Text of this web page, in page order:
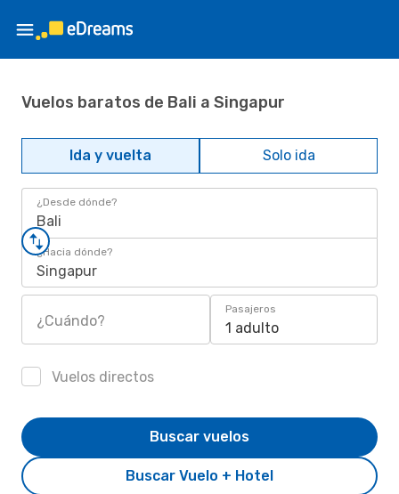
Vuelos baratos de Bali a Singapur
Ida y vuelta Solo ida
¿Desde dónde?
Bali
¿Hacia dónde?
Singapur
¿Cuándo?
Pasajeros
1 adulto
Vuelos directos
Buscar Vuelo + Hotel
Buscar vuelos